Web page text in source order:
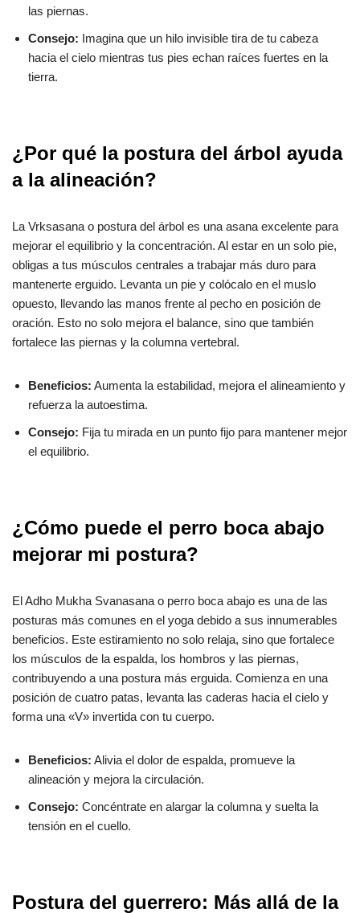
las piernas.
Consejo: Imagina que un hilo invisible tira de tu cabeza
hacia el cielo mientras tus pies echan raíces fuertes en la
tierra.
¿Por qué la postura del árbol ayuda
a la alineación?
La Vrksasana o postura del árbol es una asana excelente para
mejorar el equilibrio y la concentración. Al estar en un solo pie,
obligas a tus músculos centrales a trabajar más duro para
mantenerte erguido. Levanta un pie y colócalo en el muslo
opuesto, llevando las manos frente al pecho en posición de
oración. Esto no solo mejora el balance, sino que también
fortalece las piernas y la columna vertebral.
Beneficios: Aumenta la estabilidad, mejora el alineamiento y
refuerza la autoestima.
Consejo: Fija tu mirada en un punto fijo para mantener mejor
el equilibrio.
¿Cómo puede el perro boca abajo
mejorar mi postura?
El Adho Mukha Svanasana o perro boca abajo es una de las
posturas más comunes en el yoga debido a sus innumerables
beneficios. Este estiramiento no solo relaja, sino que fortalece
los músculos de la espalda, los hombros y las piernas,
contribuyendo a una postura más erguida. Comienza en una
posición de cuatro patas, levanta las caderas hacia el cielo y
forma una «V» invertida con tu cuerpo.
Beneficios: Alivia el dolor de espalda, promueve la
alineación y mejora la circulación.
Consejo: Concéntrate en alargar la columna y suelta la
tensión en el cuello.
Postura del guerrero: Más allá de la